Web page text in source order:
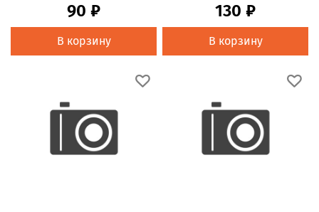
90 ₽
В корзину
130 ₽
В корзину